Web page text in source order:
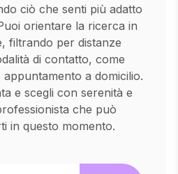
ciò che senti più adatto
orientare la ricerca in
filtrando per distanze
di contatto, come
a domicilio.
e scegli con serenità e
che può
in questo momento.